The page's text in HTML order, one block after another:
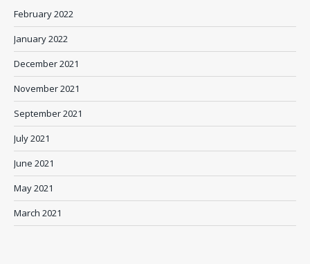
February 2022
January 2022
December 2021
November 2021
September 2021
July 2021
June 2021
May 2021
March 2021